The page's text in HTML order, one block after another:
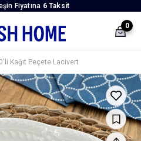
Fiyatına 6 Taksit
0
Kağıt Peçete Lacivert